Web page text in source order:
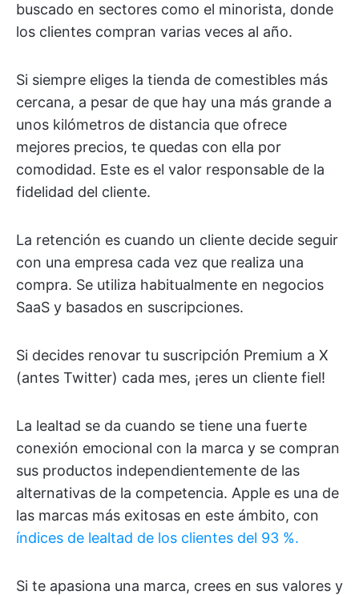
buscado en sectores como el minorista, donde
los clientes compran varias veces al año.
Si siempre eliges la tienda de comestibles más
cercana, a pesar de que hay una más grande a
unos kilómetros de distancia que ofrece
mejores precios, te quedas con ella por
comodidad. Este es el valor responsable de la
fidelidad del cliente.
La retención es cuando un cliente decide seguir
con una empresa cada vez que realiza una
compra. Se utiliza habitualmente en negocios
SaaS y basados en suscripciones.
Si decides renovar tu suscripción Premium a X
(antes Twitter) cada mes, ¡eres un cliente fiel!
La lealtad se da cuando se tiene una fuerte
conexión emocional con la marca y se compran
sus productos independientemente de las
alternativas de la competencia. Apple es una de
las marcas más exitosas en este ámbito, con
índices de lealtad de los clientes del 93 %.
Si te apasiona una marca, crees en sus valores y